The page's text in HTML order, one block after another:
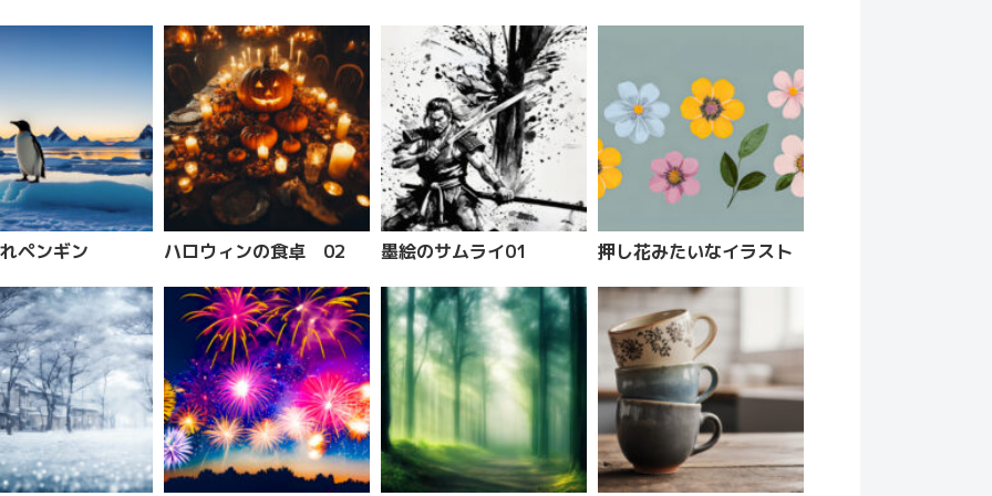
ペンギン ハロウィンの食卓 02 墨絵のサムライ01 押し花みたいなイラスト